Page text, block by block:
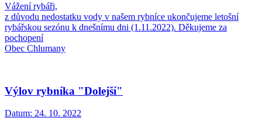
Vážení rybáři,
z důvodu nedostatku vody v našem rybníce ukončujeme letošní
rybářskou sezónu k dnešnímu dni (1.11.2022). Děkujeme za
pochopení
Obec Chlumany
Výlov rybníka "Dolejší"
Datum: 24. 10. 2022